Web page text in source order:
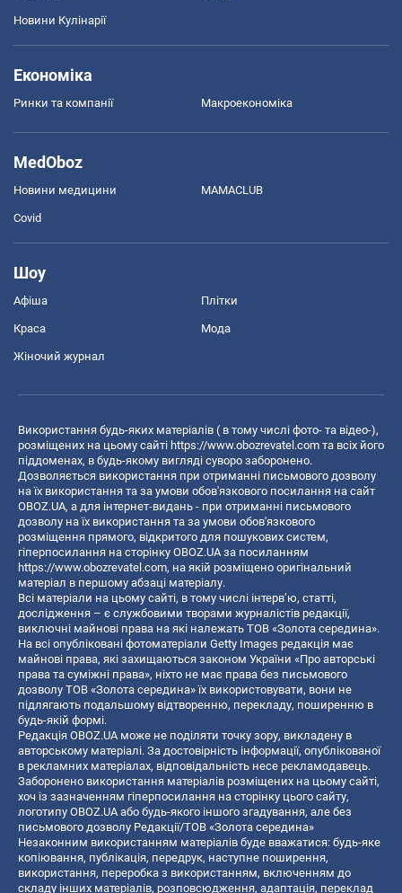
Новини Кулінарії
Економіка
Ринки та компанії Макроекономіка
MedOboz
Новини медицини MAMACLUB
Covid
Шоу
Афіша Плітки
Краса Мода
Жіночий журнал
Використання будь-яких матеріалів ( в тому числі фото- та відео-),
розміщених на цьому сайті https://www.obozrevatel.com та всіх його
піддоменах, в будь-якому вигляді суворо заборонено.
Дозволяється використання при отриманні письмового дозволу
на їх використання та за умови обов'язкового посилання на сайт
OBOZ.UA, а для інтернет-видань - при отриманні письмового
дозволу на їх використання та за умови обов'язкового
розміщення прямого, відкритого для пошукових систем,
гіперпосилання на сторінку OBOZ.UA за посиланням
https://www.obozrevatel.com, на якій розміщено оригінальний
матеріал в першому абзаці матеріалу.
Всі матеріали на цьому сайті, в тому числі інтерв’ю, статті,
дослідження – є службовими творами журналістів редакції,
виключні майнові права на які належать ТОВ «Золота середина».
На всі опубліковані фотоматеріали Getty Images редакція має
майнові права, які захищаються законом України «Про авторські
права та суміжні права», ніхто не має права без письмового
дозволу ТОВ «Золота середина» їх використовувати, вони не
підлягають подальшому відтворенню, перекладу, поширенню в
будь-якій формі.
Редакція OBOZ.UA може не поділяти точку зору, викладену в
авторському матеріалі. За достовірність інформації, опублікованої
в рекламних матеріалах, відповідальність несе рекламодавець.
Заборонено використання матеріалів розміщених на цьому сайті,
хоч із зазначенням гіперпосилання на сторінку цього сайту,
логотипу OBOZ.UA або будь-якого іншого згадування, але без
письмового дозволу Редакції/ТОВ «Золота середина»
Незаконним використанням матеріалів буде вважатися: будь-яке
копiювання, публiкацiя, передрук, наступне поширення,
використання, переробка з використанням, включенням до
складу інших матеріалів, розповсюдження, адаптація, переклад